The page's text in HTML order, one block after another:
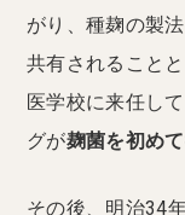
がり、種麹の製
共有されること
医学校に来任し
グが麹菌を初め
その後、明治34